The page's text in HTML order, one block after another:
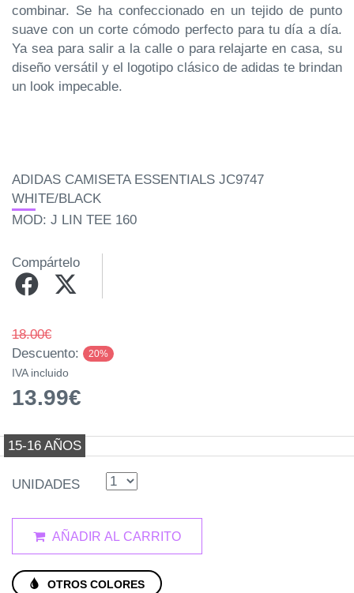
combinar. Se ha confeccionado en un tejido de punto
suave con un corte cómodo perfecto para tu día a día.
Ya sea para salir a la calle o para relajarte en casa, su
diseño versátil y el logotipo clásico de adidas te brindan
un look impecable.
ADIDAS CAMISETA ESSENTIALS JC9747
WHITE/BLACK
MOD: J LIN TEE 160
Compártelo
18.00€
Descuento:
20%
IVA incluido
13.99€
15-16 AÑOS
UNIDADES
AÑADIR AL CARRITO
OTROS COLORES